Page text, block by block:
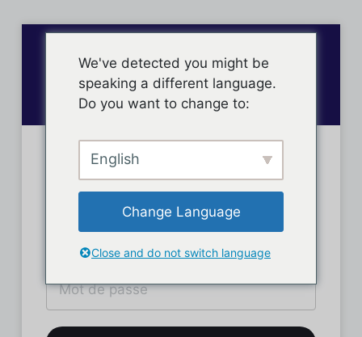
Connexion des membres
We've detected you might be
speaking a different language.
Do you want to change to:
English
Change Language
Close and do not switch language